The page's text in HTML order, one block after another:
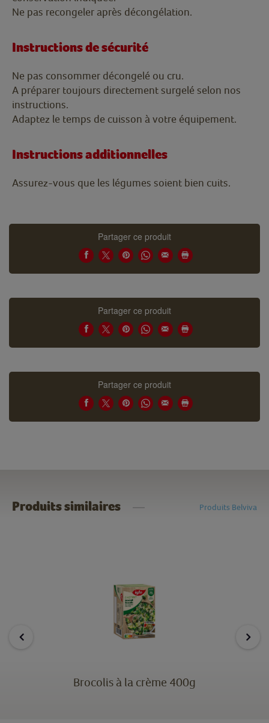
Ne pas recongeler après décongélation.
Instructions de sécurité
Ne pas consommer décongelé ou cru.
A préparer toujours directement surgelé selon nos
instructions.
Adaptez le temps de cuisson à votre équipement.
Instructions additionnelles
Assurez-vous que les légumes soient bien cuits.
Partager ce produit
Partager ce produit
Partager ce produit
Produits similaires Produits Belviva
Brocolis à la crème 400g